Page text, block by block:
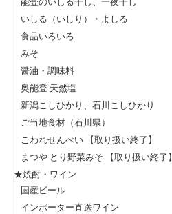
いしる（いしり）・よしる
食品いろいろ
みそ
醤油・調味料
奥能登 天然塩
新潟こしひかり、石川こしひかり
ご当地食材（石川県）
こわれせんべい 【取り扱い終了】
まつや とり野菜みそ 【取り扱い終了】
★焼酎・ワイン
国産ビール
インポーター直送ワイン